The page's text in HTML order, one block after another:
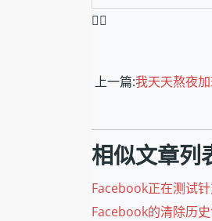
❤️‍🔥
上一篇:我天天熬夜
相似文章列
Facebook正在测试
Facebook的清除历